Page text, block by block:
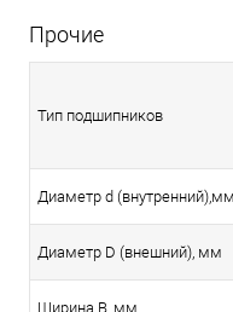
Прочие
Тип подшипников
Диаметр d (внутренний),мм
Диаметр D (внешний), мм
Ширина B, мм